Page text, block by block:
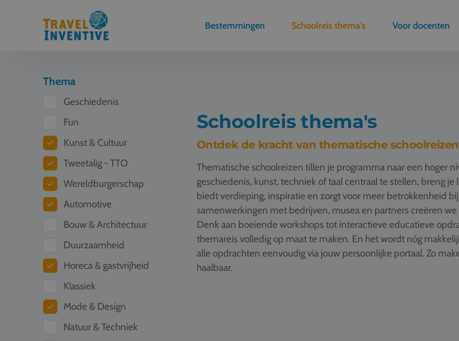
Bestemmingen Schoolreis thema's Voor docenten
Thema
Geschiedenis
Fun
Kunst & Cultuur
Tweetalig - TTO
Wereldburgerschap
Automotive
Bouw & Architectuur
Duurzaamheid
Horeca & gastvrijheid
Klassiek
Mode & Design
Natuur & Techniek
Schoolreis thema's
Ontdek de kracht van thematische schoolreizen
Thematische schoolreizen tillen je programma naar een hoger
geschiedenis, kunst, techniek of taal centraal te stellen, breng
biedt verdieping, inspiratie en zorgt voor meer betrokkenheid
samenwerkingen met bedrijven, musea en partners creëren
Denk aan boeiende workshops tot interactieve educatieve
themareis volledig op maat te maken. En het wordt nóg
alle opdrachten eenvoudig via jouw persoonlijke portaal. Zo
haalbaar.